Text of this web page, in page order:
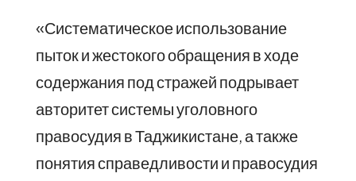
«Систематическое использование
пыток и жестокого обращения в ходе
содержания под стражей подрывает
авторитет системы уголовного
правосудия в Таджикистане, а также
понятия справедливости и правосудия